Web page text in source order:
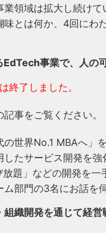
業領域は拡大し続け
味とは何か、4回にわ
EdTech事業で、人の
終了しました。
記事をご覧ください。
の世界No.1 MBAへ」
したサービス開発を
題」などの開発を一
部門の3名にお話を
組織開発を通じて経